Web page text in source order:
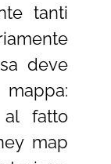
tanti
deve
al fatto
map